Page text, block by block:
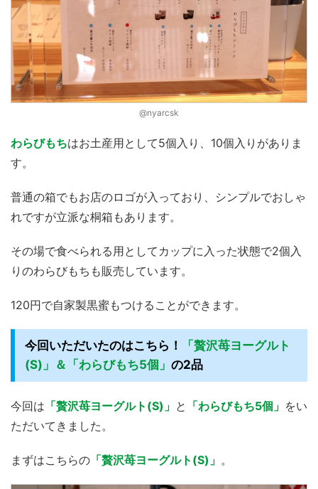
@nyarcsk
わらびもちはお土産用として5個入り、10個入りがありま
す。
普通の箱でもお店のロゴが入っており、シンプルでおしゃ
れですが立派な桐箱もあります。
その場で食べられる用としてカップに入った状態で2個入
りのわらびもちも販売しています。
120円で自家製黒蜜もつけることができます。
今回いただいたのはこちら！
「贅沢苺ヨーグルト
(S)」＆「わらびもち5個」 の2品
今回は 「贅沢苺ヨーグルト(S)」 と 「わらびもち5個」 をい
ただいてきました。
まずはこちらの 「贅沢苺ヨーグルト(S)」 。